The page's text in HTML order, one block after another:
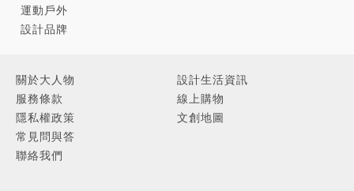
設計生活資訊
線上購物
文創地圖
關於大人物
服務條款
隱私權政策
常見問與答
聯絡我們
運動戶外
設計品牌